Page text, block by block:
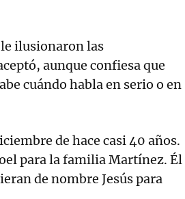
ilusionaron las
aunque confiesa que
cuándo habla en serio o en
de hace casi 40 años.
para la familia Martínez. Él
de nombre Jesús para